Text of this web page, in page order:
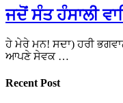
ਜਦੋਂ ਸੰਤ ਹੰਸਾਲੀ
ਹੇ ਮੇਰੇ ਮਨ! ਸਦਾ) ਹਰੀ
ਆਪਣੇ ਸੇਵਕ …
Recent Post